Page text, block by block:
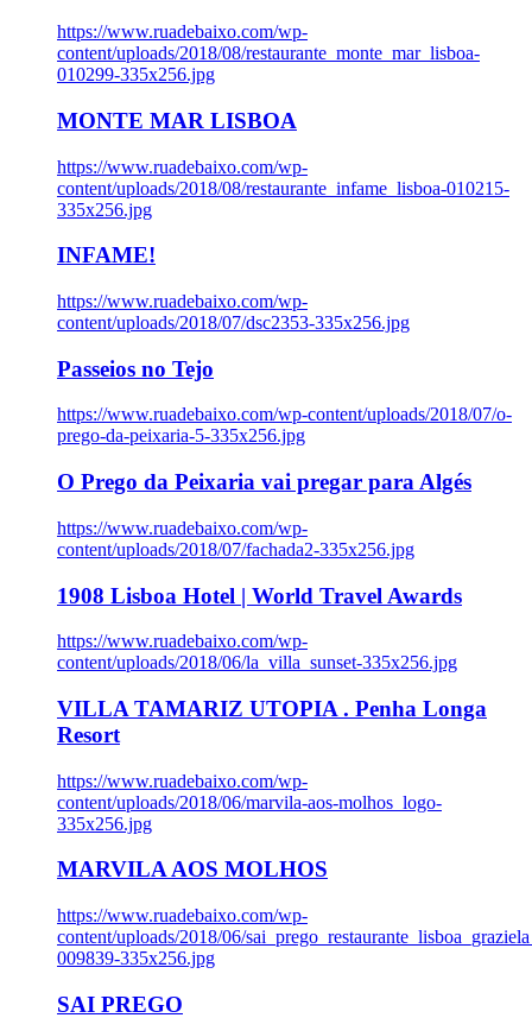
https://www.ruadebaixo.com/wp-
content/uploads/2018/08/restaurante_monte_mar_lisboa-
010299-335x256.jpg
MONTE MAR LISBOA
https://www.ruadebaixo.com/wp-
content/uploads/2018/08/restaurante_infame_lisboa-010215-
335x256.jpg
INFAME!
https://www.ruadebaixo.com/wp-
content/uploads/2018/07/dsc2353-335x256.jpg
Passeios no Tejo
https://www.ruadebaixo.com/wp-content/uploads/2018/07/o-
prego-da-peixaria-5-335x256.jpg
O Prego da Peixaria vai pregar para Algés
https://www.ruadebaixo.com/wp-
content/uploads/2018/07/fachada2-335x256.jpg
1908 Lisboa Hotel | World Travel Awards
https://www.ruadebaixo.com/wp-
content/uploads/2018/06/la_villa_sunset-335x256.jpg
VILLA TAMARIZ UTOPIA . Penha Longa
Resort
https://www.ruadebaixo.com/wp-
content/uploads/2018/06/marvila-aos-molhos_logo-
335x256.jpg
MARVILA AOS MOLHOS
https://www.ruadebaixo.com/wp-
content/uploads/2018/06/
009839-335x256.jpg
SAI PREGO